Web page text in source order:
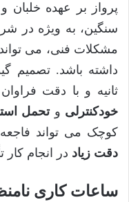
پرواز بر عهده
سنگین، به ویژه در
مشکلات فنی، می
داشته باشد. تصمیم
ثانیه و با دقت
خودکنترلی وتحمل
کوچک می تواند فاجعه
دقت زیاد در انجام کار
ساعات کاری